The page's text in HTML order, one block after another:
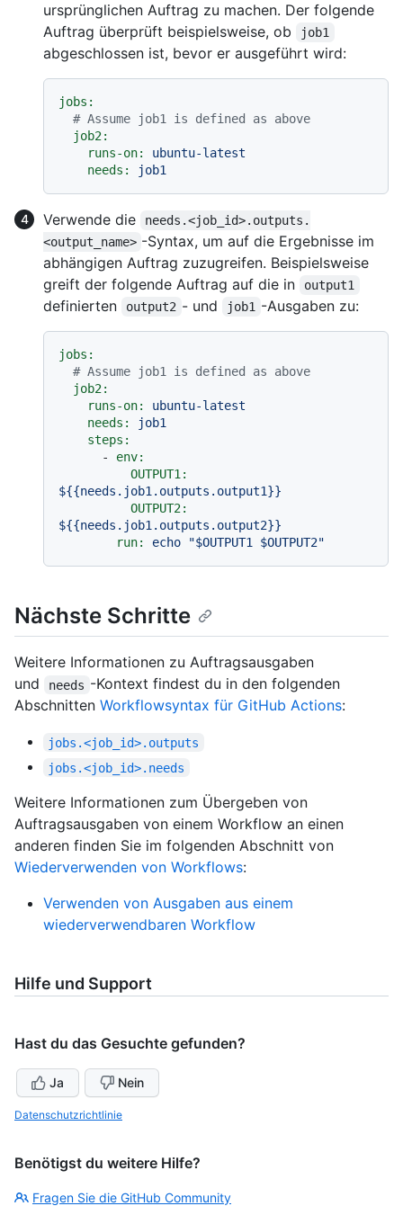
ursprünglichen Auftrag zu machen. Der folgende
Auftrag überprüft beispielsweise, ob
job1
abgeschlossen ist, bevor er ausgeführt wird:
jobs:
# Assume job1 is defined as above
job2:
runs-on:
ubuntu-latest
needs:
job1
Verwende die
needs.<job_id>.outputs.
<output_name> -Syntax, um auf die Ergebnisse im
abhängigen Auftrag zuzugreifen. Beispielsweise
greift der folgende Auftrag auf die in
output1
definierten output2 - und job1 -Ausgaben zu:
jobs:
# Assume job1 is defined as above
job2:
runs-on:
ubuntu-latest
needs:
job1
steps:
-
env:
OUTPUT1:
${{needs.job1.outputs.output1}}
OUTPUT2:
${{needs.job1.outputs.output2}}
run:
echo "$OUTPUT1 $OUTPUT2"
Nächste Schritte
Weitere Informationen zu Auftragsausgaben
und
needs -Kontext findest du in den folgenden
Abschnitten Workflowsyntax für GitHub Actions:
jobs.<job_id>.outputs
jobs.<job_id>.needs
Weitere Informationen zum Übergeben von
Auftragsausgaben von einem Workflow an einen
anderen finden Sie im folgenden Abschnitt von
Wiederverwenden von Workflows:
Verwenden von Ausgaben aus einem
wiederverwendbaren Workflow
Hilfe und Support
Hast du das Gesuchte gefunden?
Ja Nein
Datenschutzrichtlinie
Benötigst du weitere Hilfe?
Fragen Sie die GitHub Community